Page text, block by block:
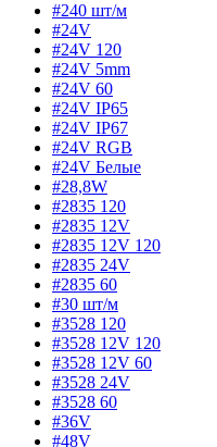
#240 шт/м
#24V
#24V 120
#24V 5mm
#24V 60
#24V IP65
#24V IP67
#24V RGB
#24V Белые
#28,8W
#2835 120
#2835 12V
#2835 12V 120
#2835 24V
#2835 60
#30 шт/м
#3528 120
#3528 12V 120
#3528 12V 60
#3528 24V
#3528 60
#36V
#48V